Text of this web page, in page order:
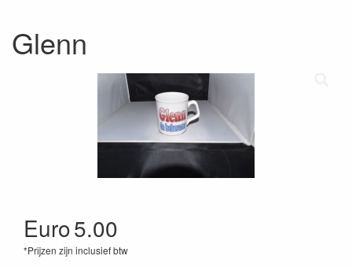
Glenn
Euro5.00
*Prijzen zijn inclusief btw